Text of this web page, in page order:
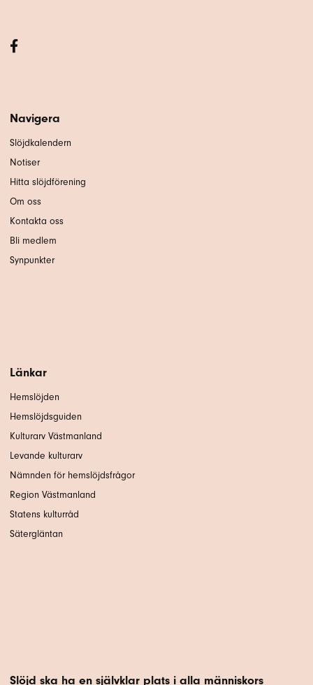
Navigera
Slöjdkalendern
Notiser
Hitta slöjdförening
Om oss
Kontakta oss
Bli medlem
Synpunkter
Länkar
Hemslöjden
Hemslöjdsguiden
Kulturarv Västmanland
Levande kulturarv
Nämnden för hemslöjdsfrågor
Region Västmanland
Statens kulturråd
Sätergläntan
Slöjd ska ha en självklar plats i alla människors